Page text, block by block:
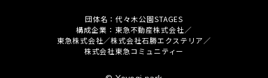
団体名：代々木公園STAGES
構成企業：東急不動産株式会社／
東急株式会社／株式会社石勝エクステリア／
株式会社東急コミュニティー